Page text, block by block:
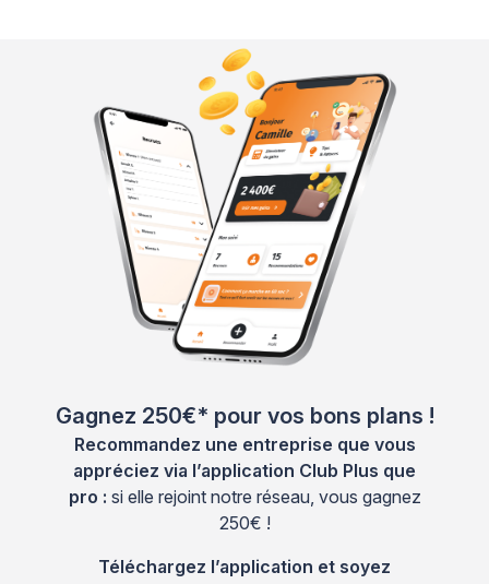
Gagnez 250€* pour vos bons plans !
Recommandez une entreprise que vous
appréciez via l’application Club Plus que
pro : si elle rejoint notre réseau, vous gagnez
250€ !
Téléchargez l’application et soyez